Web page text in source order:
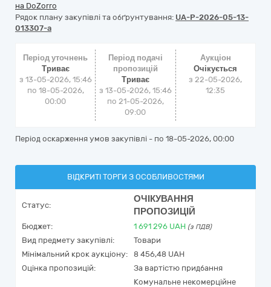
на DoZorro
Рядок плану закупівлі та обґрунтування: UA-P-2026-05-13-
013307-a
Період уточнень
Триває
з 13-05-2026, 15:46
по 18-05-2026,
00:00
Період подачі
пропозицій
Триває
з 13-05-2026, 15:46
по 21-05-2026,
09:00
Аукціон
Очікується
з22-05-2026,
12:35
Період оскарження умов закупівлі - по 18-05-2026, 00:00
ВІДКРИТІ ТОРГИ З ОСОБЛИВОСТЯМИ
Статус:
ОЧІКУВАННЯ
ПРОПОЗИЦІЙ
Бюджет: 1 691 296 UAH (з ПДВ)
Вид предмету закупівлі:
Товари
Мінімальний крок аукціону:
8 456,48 UAH
Оцінка пропозицій:
За вартістю придбання
Комунальне некомерційне